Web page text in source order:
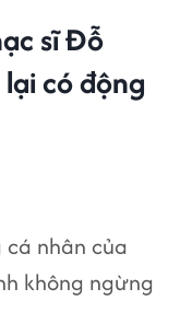
sĩ Đỗ
có động
nhân của
không ngừng